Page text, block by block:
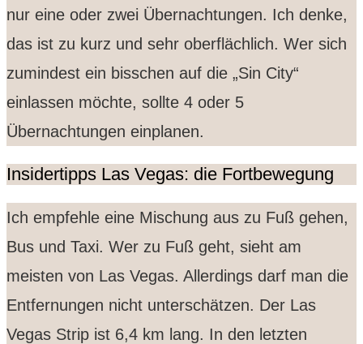
nur eine oder zwei Übernachtungen. Ich denke,
das ist zu kurz und sehr oberflächlich. Wer sich
zumindest ein bisschen auf die „Sin City“
einlassen möchte, sollte 4 oder 5
Übernachtungen einplanen.
Insidertipps Las Vegas: die Fortbewegung
Ich empfehle eine Mischung aus zu Fuß gehen,
Bus und Taxi. Wer zu Fuß geht, sieht am
meisten von Las Vegas. Allerdings darf man die
Entfernungen nicht unterschätzen. Der Las
Vegas Strip ist 6,4 km lang. In den letzten